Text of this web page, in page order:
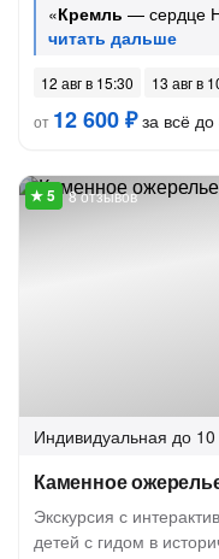
«Кремль — сердце
12 авг в 15:30
13 авг в
от 12 600 ₽за всё до
8 отзывов
Индивидуальная до 10
Каменное
Экскурсия с
детей с гидом в